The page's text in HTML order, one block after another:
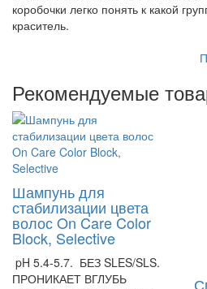
коробочки легко понять к какой
краситель.
Рекомендуемые
Шампунь для
стабилизации цвета
волос On Care Color
Block, Selective
pH 5.4-5.7. БЕЗ SLES/SLS.
ПРОНИКАЕТ ВГЛУБЬ